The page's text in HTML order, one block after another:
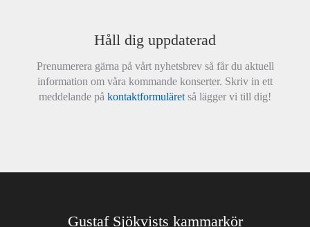
Håll dig uppdaterad
Prenumerera gärna på vårt nyhetsbrev så får du aktuell
information om våra kommande konserter. Skriv in ett
meddelande på kontaktformuläret så lägger vi till dig!
Gustaf Sjökvists kammarkör